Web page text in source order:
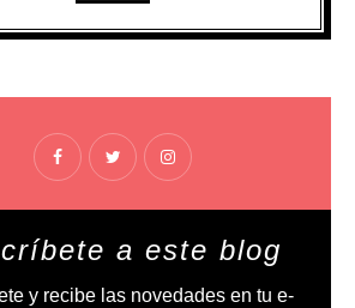
a este blog
y recibe las novedades en tu e-